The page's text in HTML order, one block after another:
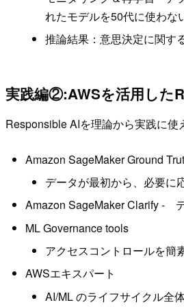
れたモデルを50代に使わな
推論結果：意思決定に関す
実践編②:AWSを活用した
Responsible AIを理論から実践に
Amazon SageMaker Ground
データが最初から、必要に
Amazon SageMaker Clarify -
ML Governance tools
アクセスコントロールを簡
AWSエキスパート
AI/ML のライフサイクル全